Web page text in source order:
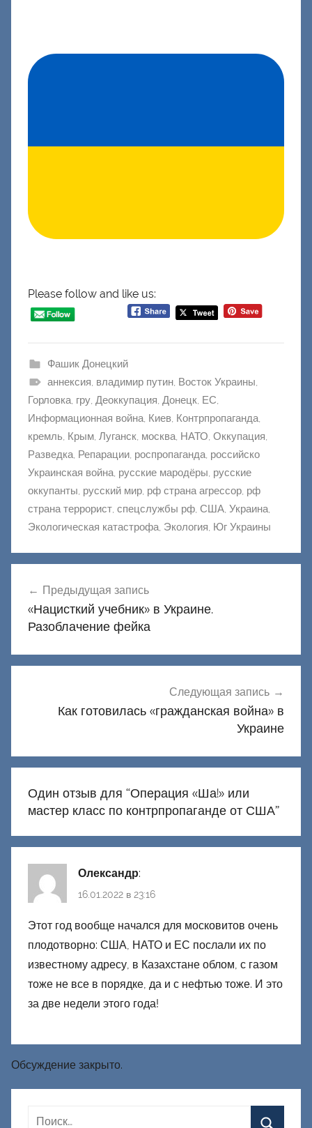
Please follow and like us:
Фашик Донецкий
аннексия, владимир путин, Восток Украины,
Горловка, гру, Деоккупация, Донецк, ЕС,
Информационная война, Киев, Контрпропаганда,
кремль, Крым, Луганск, москва, НАТО, Оккупация,
Разведка, Репарации, роспропаганда, российско
Украинская война, русские мародёры, русские
оккупанты, русский мир, рф страна агрессор, рф
страна террорист, спецслужбы рф, США, Украина,
Экологическая катастрофа, Экология, Юг Украины
по
записям
Предыдущая запись
«Нацисткий учебник» в Украине.
Разоблачение фейка
Следующая запись
Как готовилась «гражданская война» в
Украине
Один отзыв для “Операция «Ша!» или
мастер класс по контрпропаганде от США”
Олександр:
16.01.2022 в 23:16
Этот год вообще начался для московитов очень
плодотворно: США, НАТО и ЕС послали их по
известному адресу, в Казахстане облом, с газом
тоже не все в порядке, да и с нефтью тоже. И это
за две недели этого года!
Обсуждение закрыто.